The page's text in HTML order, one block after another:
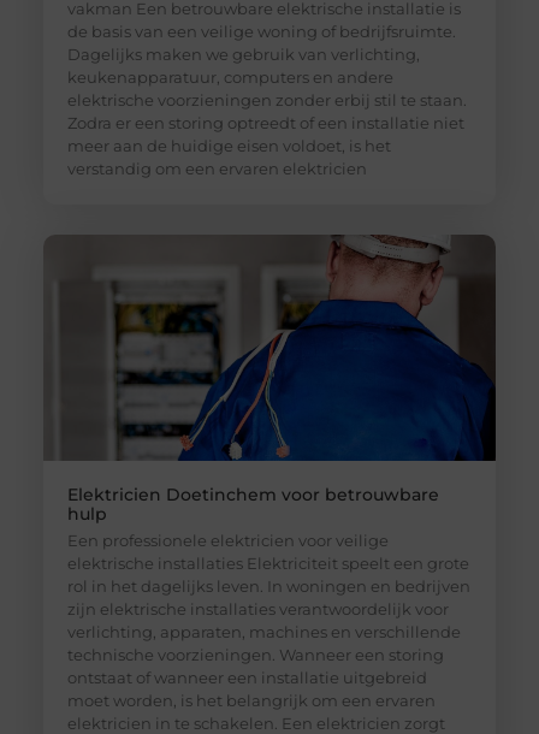
vakman Een betrouwbare elektrische installatie is
de basis van een veilige woning of bedrijfsruimte.
Dagelijks maken we gebruik van verlichting,
keukenapparatuur, computers en andere
elektrische voorzieningen zonder erbij stil te staan.
Zodra er een storing optreedt of een installatie niet
meer aan de huidige eisen voldoet, is het
verstandig om een ervaren elektricien
Elektricien Doetinchem voor betrouwbare
hulp
Een professionele elektricien voor veilige
elektrische installaties Elektriciteit speelt een grote
rol in het dagelijks leven. In woningen en bedrijven
zijn elektrische installaties verantwoordelijk voor
verlichting, apparaten, machines en verschillende
technische voorzieningen. Wanneer een storing
ontstaat of wanneer een installatie uitgebreid
moet worden, is het belangrijk om een ervaren
elektricien in te schakelen. Een elektricien zorgt